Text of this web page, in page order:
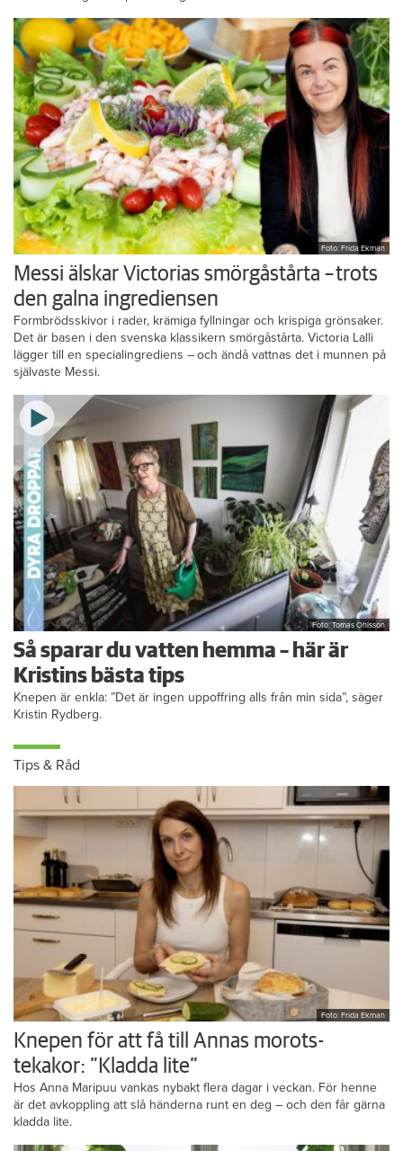
Foto: Frida Ekman
Messi älskar Victorias smörgåstårta – trots
den galna ingrediensen
Formbrödsskivor i rader, krämiga fyllningar och krispiga grönsaker.
Det är basen i den svenska klassikern smörgåstårta. Victoria Lalli
lägger till en specialingrediens – och ändå vattnas det i munnen på
självaste Messi.
Foto: Tomas Ohlsson
Så sparar du vatten hemma – här är
Kristins bästa tips
Knepen är enkla: ”Det är ingen uppoffring alls från min sida”, säger
Kristin Rydberg.
Tips & Råd
Foto: Frida Ekman
Knepen för att få till Annas morots-
tekakor: ”Kladda lite”
Hos Anna Maripuu vankas nybakt flera dagar i veckan. För henne
är det avkoppling att slå händerna runt en deg – och den får gärna
kladda lite.